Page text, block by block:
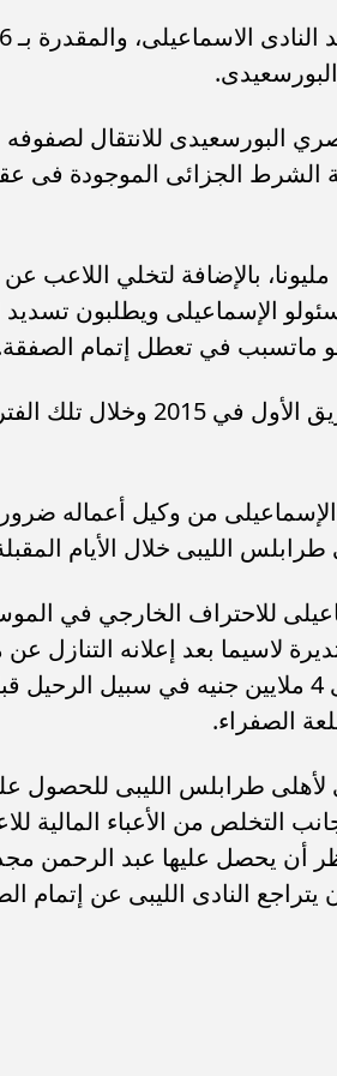
البورسعيدى للانتقال لصفوفه
20 مليون جنيه، قيمة الشرط الجزائى
المصري سبق واتفق مع الإسماعيلي على دفع 14 مليونا، بالإضافة لتخلي
ماتسبب في تعطل إتمام
ويلعب المحمدي مع الإسماعيلي منذ تصعيده للفريق
من وكيل أعماله
الليبى خلال الأيام
للاحتراف الخارجي في
لاسيما بعد إعلانه التنازل
المالية المتأخرة لدى القلعة الصفراء والتي تساوى 4 ملايين جنيه في
الصفراء.
طرابلس الليبى للحصول
التخلص من الأعباء المالية
بجانب 6 مليون جنيه ينتظر أن يحصل عليها عبد
النادى الليبى عن إتمام